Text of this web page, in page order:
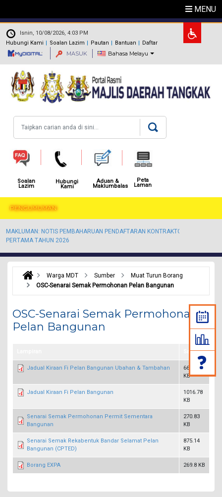
MENU
.
Isnin, 10/08/2026, 4:03 PM
Hubungi Kami
Soalan Lazim Pautan Bantuan Daftar
MASUK Bahasa Melayu
Soalan
Lazim
Hubungi
Kami
Aduan &
Maklumbalas
Peta
Laman
PENGUMUMAN
MAKLUMAN: NOTIS PEMBAHARUAN PENDAFTARAN KONTRAKTOR KALI
PERTAMA TAHUN 2026
Warga MDT Sumber
Muat Turun Borang
OSC-Senarai Semak Permohonan Pelan Bangunan
OSC-Senarai Semak Permohonan
Pelan Bangunan
Saiz
Jadual Kiraan Fi Pelan Bangunan Ubahan & Tambahan
667.72
KB
Jadual Kiraan Fi Pelan Bangunan
1016.78
KB
Senarai Semak Permohonan Permit Sementara
Bangunan
270.83
KB
Senarai Semak Rekabentuk Bandar Selamat Pelan
Bangunan (CPTED)
875.14
KB
Borang EXPA 269.8 KB